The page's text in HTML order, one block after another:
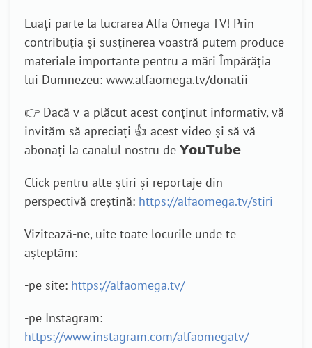
Luați parte la lucrarea Alfa Omega TV! Prin
contribuția și susținerea voastră putem produce
materiale importante pentru a mări Împărăția
lui Dumnezeu: www.alfaomega.tv/donatii
👉 Dacă v-a plăcut acest conținut informativ, vă
invităm să apreciați 👍 acest video și să vă
abonați la canalul nostru de 𝗬𝗼𝘂𝗧𝘂𝗯𝗲
Click pentru alte știri și reportaje din
perspectivă creștină: https://alfaomega.tv/stiri
Vizitează-ne, uite toate locurile unde te
așteptăm:
-pe site: https://alfaomega.tv/
-pe Instagram:
https://www.instagram.com/alfaomegatv/